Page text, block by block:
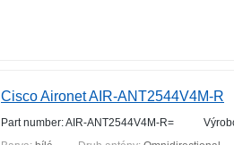
Cisco Aironet AIR-ANT2544V4M-R
Part number: AIR-ANT2544V4M-R=